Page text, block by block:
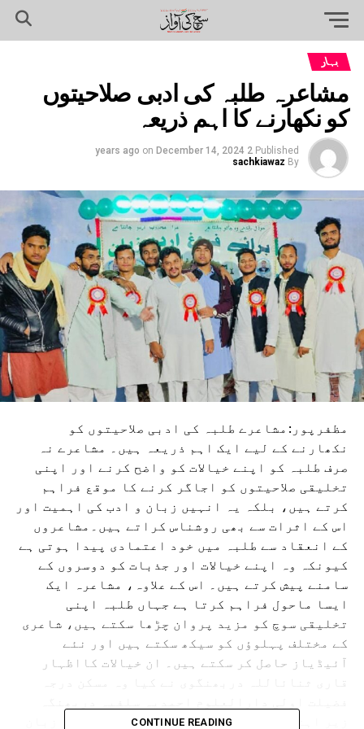
بہار
مشاعرہ طلبہ کی ادبی صلاحیتوں
کو نکھارنے کا اہم ذریعہ
Published
2 years ago
on December 14, 2024
By
sachkiawaz
مظفرپور:مشاعرے طلبہ کی ادبی صلاحیتوں کو
نکھارنے کے لیے ایک اہم ذریعہ ہیں۔ مشاعرے نہ
صرف طلبہ کو اپنے خیالات کو واضح کرنے اور اپنی
تخلیقی صلاحیتوں کو اجاگر کرنے کا موقع فراہم
کرتے ہیں، بلکہ یہ انہیں زبان و ادب کی اہمیت اور
اس کے اثرات سے بھی روشناس کراتے ہیں۔مشاعروں
کے انعقاد سے طلبہ میں خود اعتمادی پیدا ہوتی ہے
کیونکہ وہ اپنے خیالات اور جذبات کو دوسروں کے
سامنے پیش کرتے ہیں۔ اس کے علاوہ، مشاعرہ ایک
ایسا ماحول فراہم کرتا ہے جہاں طلبہ اپنی
تخلیقی سوچ کو مزید پروان چڑھا سکتے ہیں، شاعری
کے مختلف پہلوؤں کو سیکھ سکتے ہیں اور نئے
آئیڈیاز حاصل کر سکتے ہیں۔ ان خیالات کااظہار
قاری ثنائاللہ دربھنگوی نے کیا وہ مسکن درجہ
زیر اہتمام منعقد بعنوان برائے فروغ اردو زبان
CONTINUE READING